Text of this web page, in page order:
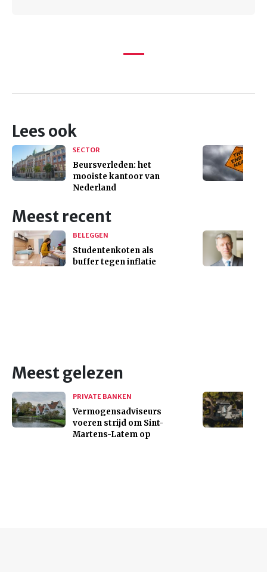
Lees ook
SECTOR
Beursverleden: het
mooiste kantoor van
Nederland
Meest recent
BELEGGEN
Studentenkoten als
buffer tegen inflatie
Meest gelezen
PRIVATE BANKEN
Vermogensadviseurs
voeren strijd om Sint-
Martens-Latem op